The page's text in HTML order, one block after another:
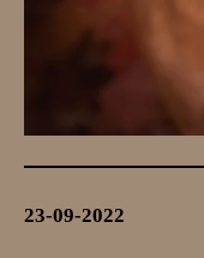
23-09-2022